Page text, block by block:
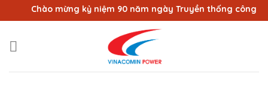
qua
dung
Chào mừng kỷ niệm 90 năm ngày Truyền thống công